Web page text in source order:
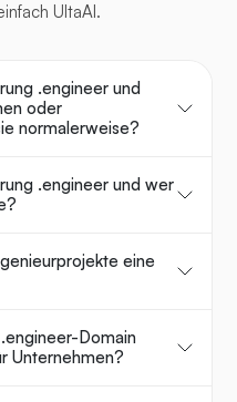
UltaAI.
.engineer und
oder
normalerweise?
.engineer und wer
eine
Domain
Unternehmen?